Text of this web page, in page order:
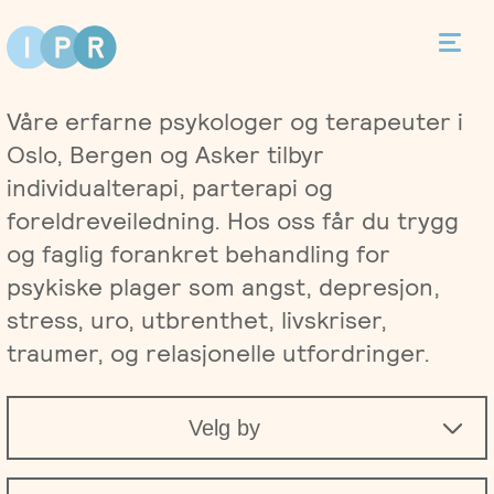
Kontakt
Terapi
Individualterapi
Priser
Asker
Bergen
Behandlere
Kurs
Våre erfarne psykologer og terapeuter i
Oslo, Bergen og Asker tilbyr
individualterapi, parterapi og
foreldreveiledning. Hos oss får du trygg
og faglig forankret behandling for
psykiske plager som angst, depresjon,
stress, uro, utbrenthet, livskriser,
traumer, og relasjonelle utfordringer.
Velg by